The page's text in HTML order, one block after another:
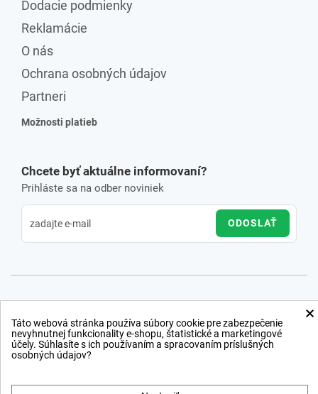
Dodacie podmienky
Reklamácie
O nás
Ochrana osobných údajov
Partneri
Možnosti platieb
Chcete byť aktuálne informovaní?
Prihláste sa na odber noviniek
ODOSLAŤ
×
Táto webová stránka používa súbory cookie pre zabezpečenie
nevyhnutnej funkcionality e-shopu, štatistické a marketingové
účely. Súhlasíte s ich používaním a spracovaním príslušných
osobných údajov?